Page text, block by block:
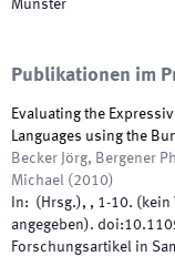
Münster
Publikationen im
Evaluating the
Languages using the
Becker Jörg, Bergener
Michael ( 2010)
In: ( Hrsg.), , 1-10. ( kein
angegeben). doi:
Forschungsartikel in